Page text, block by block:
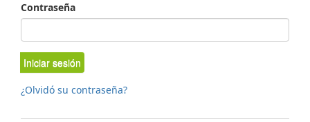
Contraseña
Iniciar sesión
¿Olvidó su contraseña?